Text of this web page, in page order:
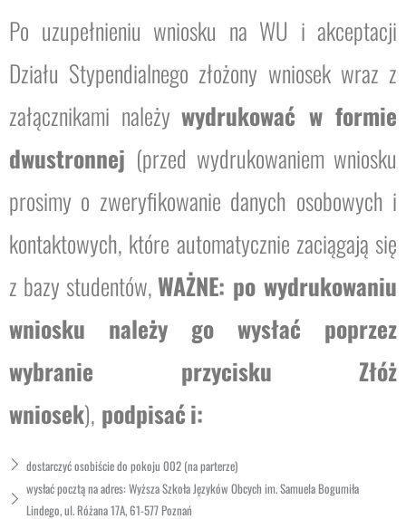
Po uzupełnieniu wniosku na WU i akceptacji
Działu Stypendialnego złożony wniosek wraz z
załącznikami należy wydrukować w formie
dwustronnej (przed wydrukowaniem wniosku
prosimy o zweryfikowanie danych osobowych i
kontaktowych, które automatycznie zaciągają się
z bazy studentów,WAŻNE: po wydrukowaniu
wniosku należy go wysłać poprzez
wybranie przycisku Złóż
wniosek), podpisaći:
dostarczyć osobiście do pokoju 002 (na parterze)
wysłać pocztą na adres: Wyższa Szkoła Języków Obcych im. Samuela Bogumiła
Lindego, ul. Różana 17A, 61-577 Poznań